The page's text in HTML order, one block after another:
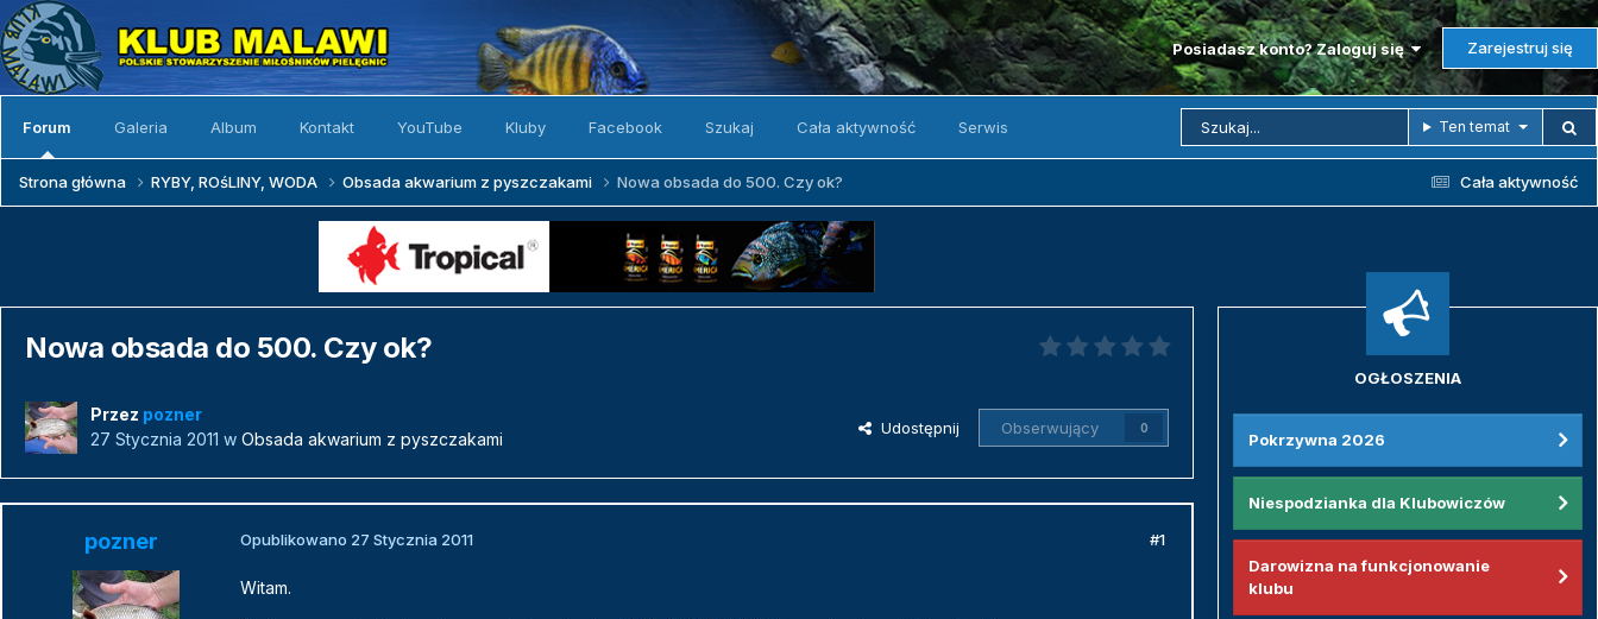
Posiadasz konto? Zaloguj się Zarejestruj się
Forum Galeria Album Kontakt YouTube Kluby Facebook Szukaj Cała aktywność Serwis Ten temat
Cała aktywność
Strona główna RYBY, ROśLINY, WODA Obsada akwarium z pyszczakami Nowa obsada do 500. Czy ok?
Nowa obsada do 500. Czy ok?
Przez pozner
27 Stycznia 2011 w Obsada akwarium z pyszczakami
Udostępnij Obserwujący 0
pozner #1
Opublikowano 27 Stycznia 2011
Witam.
OGŁOSZENIA
Pokrzywna 2026
Niespodzianka dla Klubowiczów
Darowizna na funkcjonowanie
klubu